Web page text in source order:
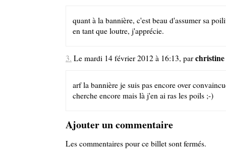
quant à la bannière, c'est beau d'assumer sa
en tant que loutre, j'apprécie.
3. Le mardi 14 février 2012 à 16:13, parchristine
arf la bannière je suis pas encore over
cherche encore mais là j'en ai ras les poils ;-)
Ajouter un commentaire
Les commentaires pour ce billet sont fermés.